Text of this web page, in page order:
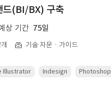
드(BI/BX) 구축
상 기간 75일
기술 자문ㆍ가이드
Illustrator Indesign Photoshop